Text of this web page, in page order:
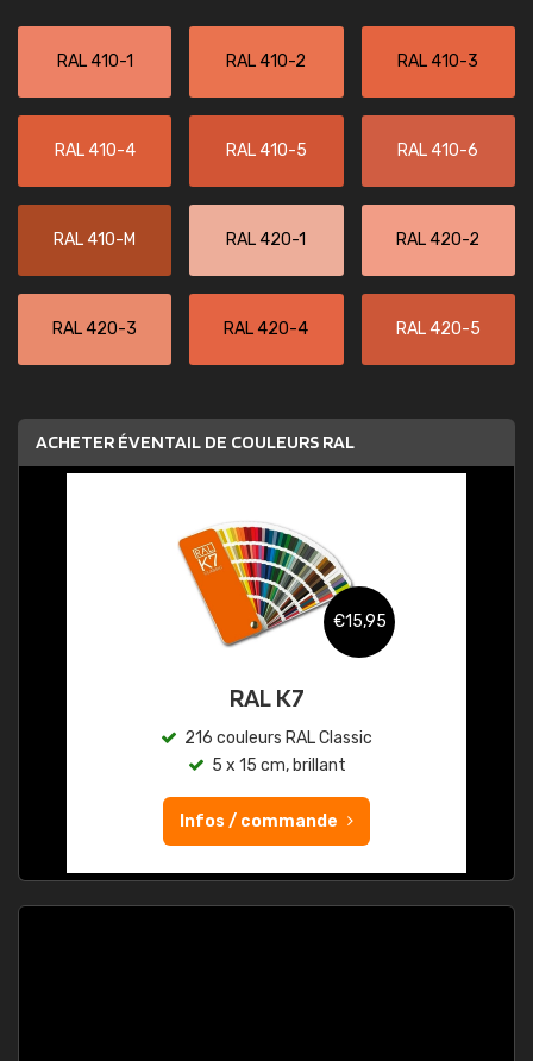
RAL 410-1 RAL 410-2 RAL 410-3
RAL 410-4 RAL 410-5 RAL 410-6
RAL 410-M RAL 420-1 RAL 420-2
RAL 420-3 RAL 420-4 RAL 420-5
ACHETER ÉVENTAIL DE COULEURS RAL
€15,95
RAL K7
216 couleurs RAL Classic
5 x 15 cm, brillant
Infos / commande